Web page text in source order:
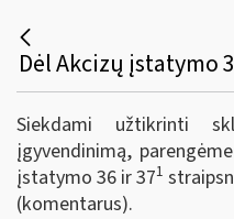
Siekdami užtikrinti
įgyvendinimą,
įstatymo 36 ir 371
(komentarus).